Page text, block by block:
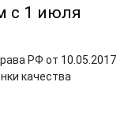
с 1 июля
РФ от 10.05.2017
качества